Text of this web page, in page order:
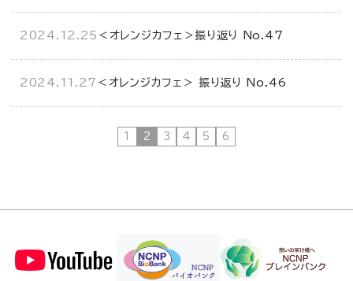
2024.12.25 ＜オレンジカフェ＞振り返り No.47
2024.11.27 ＜オレンジカフェ＞ 振り返り No.46
2 3 4 5 6